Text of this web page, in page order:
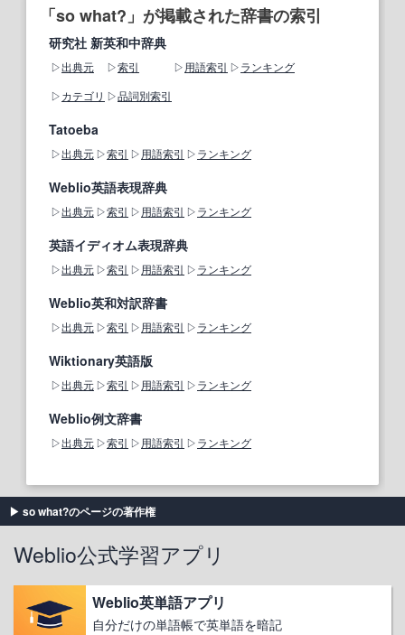
「so what?」が掲載された辞書の索引
研究社 新英和中辞典
出典元 索引 用語索引
ランキング
カテゴリ
品詞別索引
Tatoeba
出典元 索引 用語索引 ランキング
Weblio英語表現辞典
出典元 索引 用語索引 ランキング
英語イディオム表現辞典
出典元 索引 用語索引 ランキング
Weblio英和対訳辞書
出典元 索引 用語索引 ランキング
Wiktionary英語版
出典元 索引 用語索引 ランキング
Weblio例文辞書
出典元 索引 用語索引 ランキング
so what?のページの著作権
Weblio公式学習アプリ
Weblio英単語アプリ
自分だけの単語帳で英単語を暗記